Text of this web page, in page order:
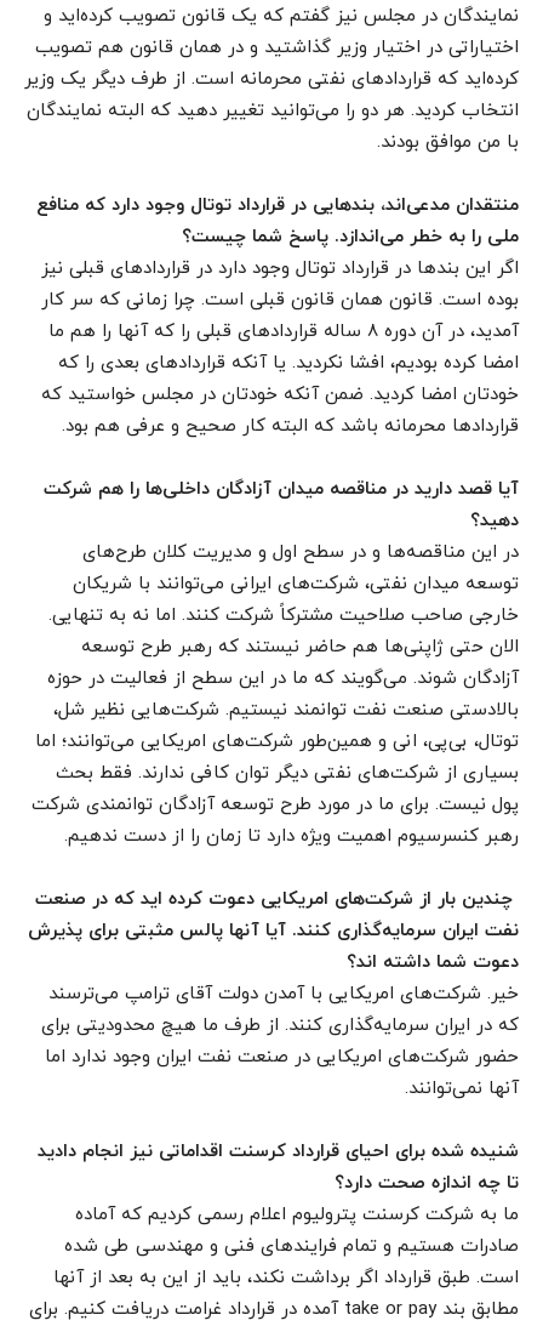
نمایندگان در مجلس نیز گفتم که یک قانون تصویب کرده‌اید و
اختیاراتی در اختیار وزیر گذاشتید و در همان قانون هم تصویب
کرده‌اید که قراردادهای نفتی محرمانه است. از طرف دیگر یک وزیر
انتخاب کردید. هر دو را می‌توانید تغییر دهید که البته نمایندگان
با من موافق بودند.
منتقدان مدعی‌اند، بندهایی در قرارداد توتال وجود دارد که منافع
ملی را به خطر می‌اندازد. پاسخ شما چیست؟
اگر این بندها در قرارداد توتال وجود دارد در قراردادهای قبلی نیز
بوده است. قانون همان قانون قبلی است. چرا زمانی که سر کار
آمدید، در آن دوره ۸ ساله قراردادهای قبلی را که آنها را هم ما
امضا کرده بودیم، افشا نکردید. یا آنکه قراردادهای بعدی را که
خودتان امضا کردید. ضمن آنکه خودتان در مجلس خواستید که
قراردادها محرمانه باشد که البته کار صحیح و عرفی هم بود.
آیا قصد دارید در مناقصه میدان آزادگان داخلی‌ها را هم شرکت
دهید؟
در این مناقصه‌ها و در سطح اول و مدیریت کلان طرح‌های
توسعه میدان نفتی، شرکت‌های ایرانی می‌توانند با شریکان
خارجی صاحب صلاحیت مشترکاً شرکت کنند. اما نه به تنهایی.
الان حتی ژاپنی‌ها هم حاضر نیستند که رهبر طرح توسعه
آزادگان شوند. می‌گویند که ما در این سطح از فعالیت در حوزه
بالادستی صنعت نفت توانمند نیستیم. شرکت‌هایی نظیر شل،
توتال، بی‌پی، انی و همین‌طور شرکت‌های امریکایی می‌توانند؛ اما
بسیاری از شرکت‌های نفتی دیگر توان کافی ندارند. فقط بحث
پول نیست. برای ما در مورد طرح توسعه آزادگان توانمندی شرکت
رهبر کنسرسیوم اهمیت ویژه دارد تا زمان را از دست ندهیم.
چندین بار از شرکت‌های امریکایی دعوت کرده اید که در صنعت
نفت ایران سرمایه‌گذاری کنند. آیا آنها پالس مثبتی برای پذیرش
دعوت شما داشته اند؟
خیر. شرکت‌های امریکایی با آمدن دولت آقای ترامپ می‌ترسند
که در ایران سرمایه‌گذاری کنند. از طرف ما هیچ محدودیتی برای
حضور شرکت‌های امریکایی در صنعت نفت ایران وجود ندارد اما
آنها نمی‌توانند.
شنیده شده برای احیای قرارداد کرسنت اقداماتی نیز انجام دادید
تا چه اندازه صحت دارد؟
ما به شرکت کرسنت پترولیوم اعلام رسمی کردیم که آماده
صادرات هستیم و تمام فرایندهای فنی و مهندسی طی شده
است. طبق قرارداد اگر برداشت نکند، باید از این به بعد از آنها
مطابق بند take or pay آمده در قرارداد غرامت دریافت کنیم. برای